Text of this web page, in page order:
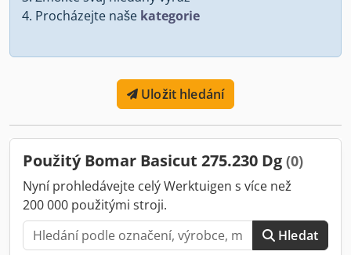
Procházejte naše kategorie
Uložit hledání
Použitý Bomar Basicut 275.230 Dg (0)
Nyní prohledávejte celý Werktuigen s více než
200 000 použitými stroji.
Hledat